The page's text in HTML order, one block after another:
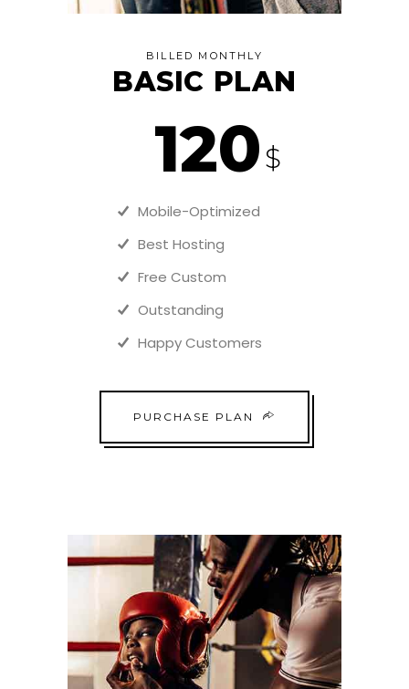
BILLED MONTHLY
BASIC PLAN
120$
Mobile-Optimized
Best Hosting
Free Custom
Outstanding
Happy Customers
PURCHASE PLAN